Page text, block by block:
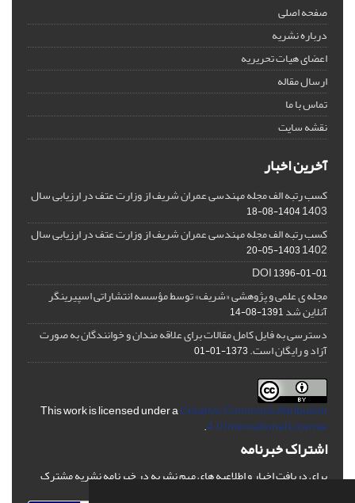
صفحه اصلی
درباره نشریه
اعضای هیات تحریریه
ارسال مقاله
تماس با ما
نقشه سایت
آخرین اخبار
کسب رتبه الف مجله مهندسی عمران شریف از وزارت عتف در ارزیابی سال
1403
1404-08-18
کسب رتبه الف مجله مهندسی عمران شریف از وزارت عتف در ارزیابی سال
1402
1403-05-20
DOI1396-01-01
مجله ی علمی و پژوهشی «شریف» توسط مؤسسه انتشاراتی اسپیرینگر
آنلاین شد1391-08-14
دسترسی به فایل کامل مقالات برای علاقه مندان و خوانندگان به صورت
آزاد و رایگان است.1373-01-01
This work is licensed under aCreative Commons Attribution
4.0 International License
.
اشتراک خبرنامه
برای دریافت اخبار و اطلاعیه های مهم نشریه در خبرنامه نشریه مشترک